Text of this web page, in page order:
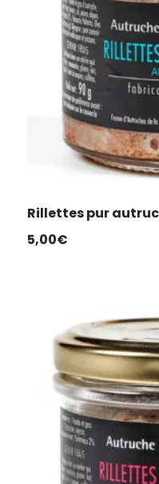
Rillettes pur
5,00€